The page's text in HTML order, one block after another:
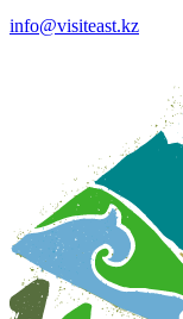
info@visiteast.kz